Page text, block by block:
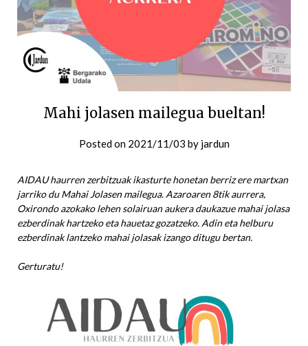
Mahi jolasen mailegua bueltan!
Posted on 2021/11/03 by jardun
AIDAU haurren zerbitzuak ikasturte honetan berriz ere martxan
jarriko du Mahai Jolasen mailegua. Azaroaren 8tik aurrera,
Oxirondo azokako lehen solairuan aukera daukazue mahai jolasa
ezberdinak hartzeko eta hauetaz gozatzeko. Adin eta helburu
ezberdinak lantzeko mahai jolasak izango ditugu bertan.
Gerturatu!